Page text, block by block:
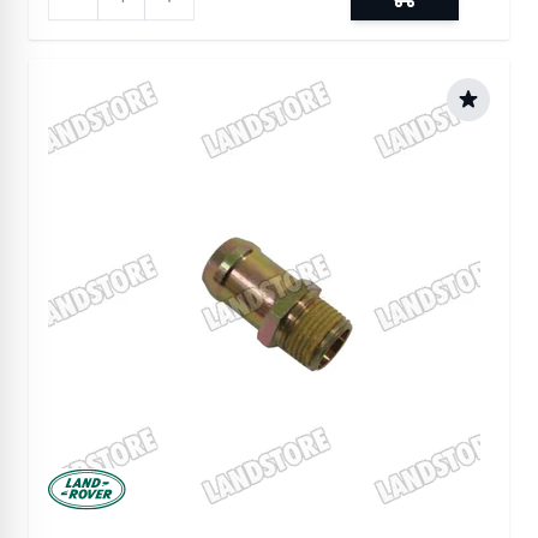
Manufactured by Land rover